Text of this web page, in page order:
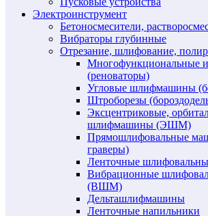
Электроинструмент
Бетоносмесители,
Вибраторы глубинные
Отрезание, шлифование,
Многофункциональные
(реноваторы)
Угловые шлифмашины
Штроборезы
Эксцентриковые,
шлифмашины (ЭШМ)
Прямошлифовальные
граверы)
Ленточные
Вибрационные
(ВШМ)
Дельташлифмашины
Ленточные напильники